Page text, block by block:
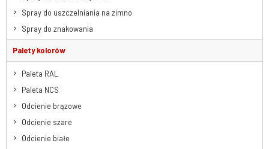
Spray do uszczelniania na zimno
Spray do znakowania
Palety kolorów
Paleta RAL
Paleta NCS
Odcienie brązowe
Odcienie szare
Odcienie białe